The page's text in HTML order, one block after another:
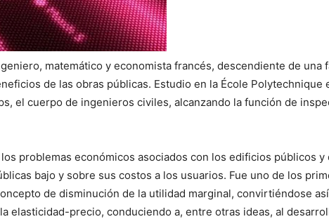
matemático y economista francés, descendiente de una
de las obras públicas. Estudio en la École Polytechnique
el cuerpo de ingenieros civiles, alcanzando la función de
problemas económicos asociados con los edificios públicos
bajo y sobre sus costos a los usuarios. Fue uno de los
de disminución de la utilidad marginal, convirtiéndose
elasticidad-precio, conduciendo a, entre otras ideas, al